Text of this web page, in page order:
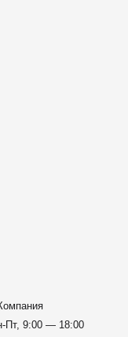
Пт, 9:00 — 18:00